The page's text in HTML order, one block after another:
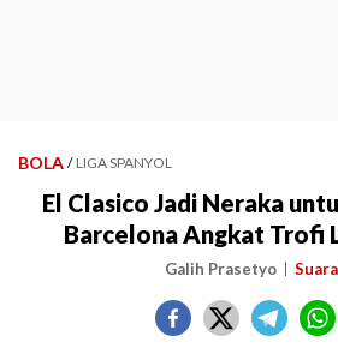
BOLA / LIGA SPANYOL
El Clasico Jadi Neraka
Barcelona Angkat Trofi
Galih Prasetyo